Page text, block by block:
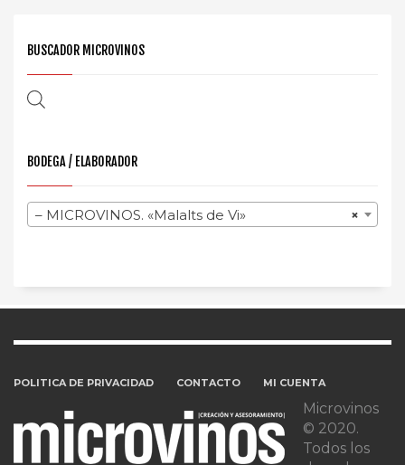
BUSCADOR MICROVINOS
BODEGA / ELABORADOR
×
– MICROVINOS. «Malalts de Vi»
POLITICA DE PRIVACIDAD CONTACTO MI CUENTA
Microvinos
© 2020.
Todos los